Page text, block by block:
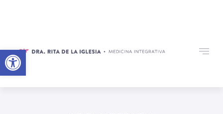
Abrir barra de herramientas